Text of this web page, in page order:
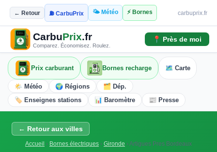
← Retour ⛽ CarbuPrix 🌤️ Météo ⚡ Bornes carbuprix.fr
CarbuPrix.fr
Comparez. Économisez. Roulez.
📍 Près de moi
Prix carburant Bornes recharge 🗺️ Carte
🌤️ Météo 🌍 Régions
🗂️ Dép.
🏷️ Enseignes stations
📊 Baromètre 📰 Presse
← Retour aux villes
Accueil › Bornes électriques › Gironde ›Artigues Pres Bordeaux